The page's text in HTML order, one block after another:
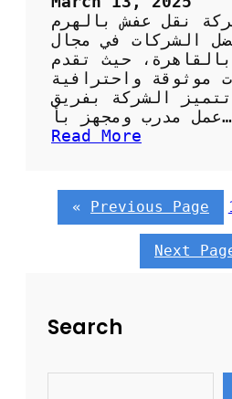
ء
نقل عفش بالهرم
الشركات في مجال
بالقاهرة، حيث تقدم
موثوقة واحترافية
الشركة بفريق
عمل مدرب ومجهز بأ…
Read More
ك
ة
ن
ل
« Previous Page
Next
Search